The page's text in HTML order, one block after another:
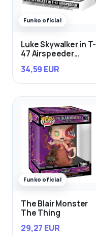
Funko oficial
Luke Skywalker in T-
47 Airspeeder
34,59 EUR
Funko oficial
The Blair Monster
The Thing
29,27 EUR